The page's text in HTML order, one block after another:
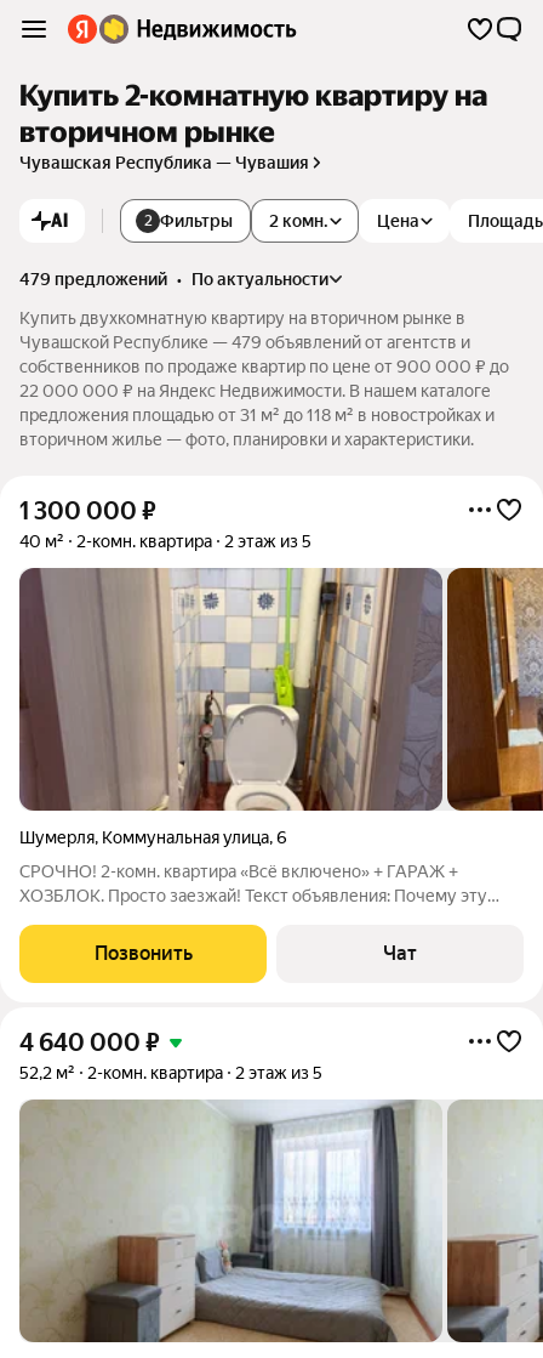
Купить 2-комнатную квартиру на
вторичном рынке
Чувашская Республика — Чувашия
AI 2 Фильтры 2 комн. Цена Площадь
479 предложений •
по актуальности
Купить двухкомнатную квартиру на вторичном рынке в
Чувашской Республике — 479 объявлений от агентств и
собственников по продаже квартир по цене от 900 000 ₽ до
22 000 000 ₽ на Яндекс Недвижимости. В нашем каталоге
предложения площадью от 31 м² до 118 м² в новостройках и
вторичном жилье — фото, планировки и характеристики.
1 300 000 ₽
40 м² 2-комн. квартира 2 этаж из 5
Шумерля, Коммунальная улица,6
СРОЧНО! 2-комн. квартира «Всё включено» + ГАРАЖ +
ХОЗБЛОК. Просто заезжай! Текст объявления: Почему эту
денег: Вам НЕ НУЖНО делать ремонт, покупать мебель или
технику. Всё уже есть и работает.
Позвонить Чат
4 640 000 ₽
52,2 м² 2-комн. квартира 2 этаж из 5